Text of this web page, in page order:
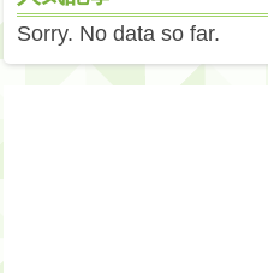
Sorry. No data so far.